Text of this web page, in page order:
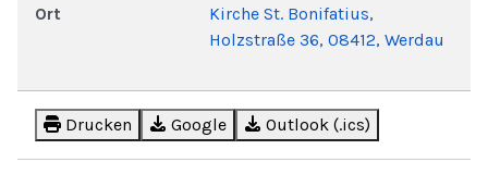
Ort
Kirche St. Bonifatius,
Holzstraße 36, 08412, Werdau
Drucken Google Outlook (.ics)